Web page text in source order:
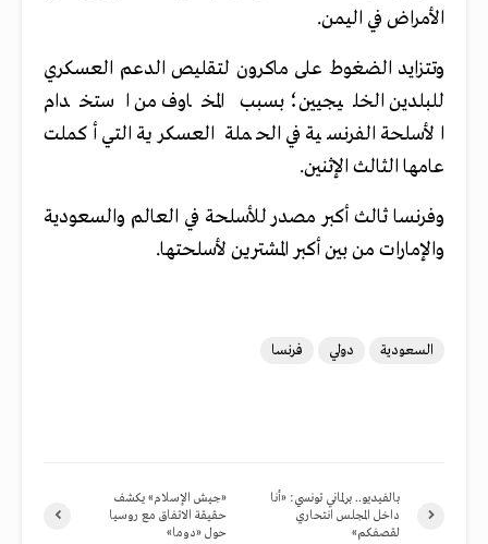
الأمراض في اليمن.
وتتزايد الضغوط على ماكرون لتقليص الدعم العسكري
للبلدين الخليجيين؛ بسبب المخاوف من استخدام
الأسلحة الفرنسية في الحملة العسكرية التي أكملت
عامها الثالث الإثنين.
وفرنسا ثالث أكبر مصدر للأسلحة في العالم والسعودية
والإمارات من بين أكبر المشترين لأسلحتها.
السعودية دولي فرنسا
«جيش الإسلام» يكشف
حقيقة الاتفاق مع روسيا
حول «دوما»
بالفيديو.. برلماني تونسي: «أنا
داخل المجلس انتحاري
لقصفكم»